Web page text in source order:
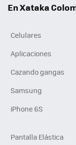
En Xataka
Celulares
Aplicaciones
Cazando gangas
Samsung
iPhone 6S
Pantalla Elástica